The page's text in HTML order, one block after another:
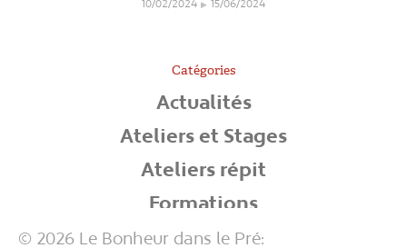
10/02/2024 15/06/2024
Catégories
Actualités
Ateliers et Stages
Ateliers répit
Formations
Non classé
© 2026 Le Bonheur dans le Pré: